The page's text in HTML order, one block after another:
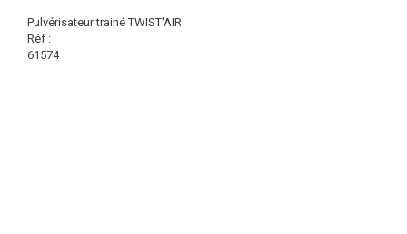
Pulvérisateur trainé TWIST'AIR
Réf :
61574